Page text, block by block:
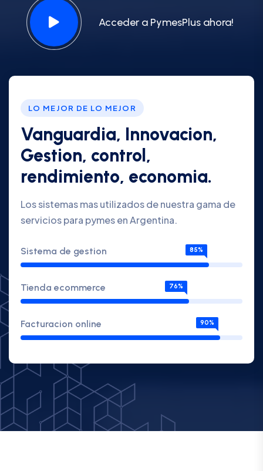
Acceder a PymesPlus ahora!
LO MEJOR DE LO MEJOR
Vanguardia, Innovacion,
Gestion, control,
rendimiento, economia.
Los sistemas mas utilizados de nuestra gama de
servicios para pymes en Argentina.
Sistema de gestion 85%
Tienda ecommerce 76%
Facturacion online 90%